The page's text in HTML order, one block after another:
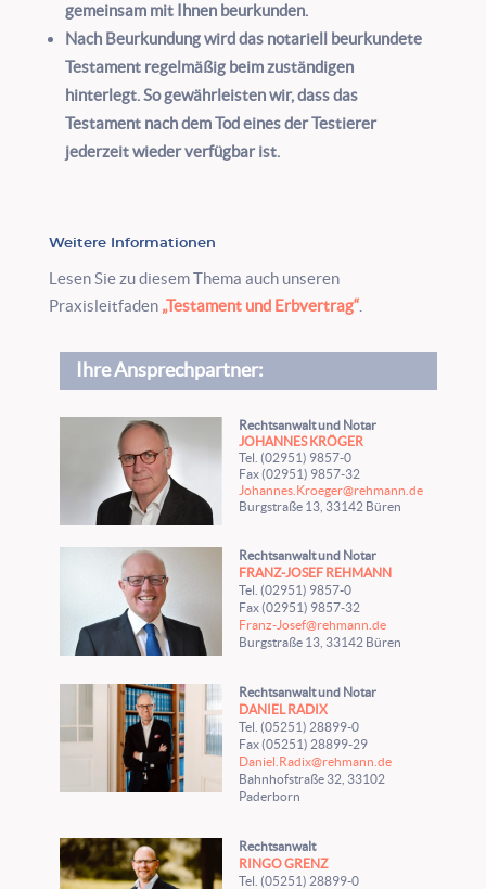
gemeinsam mit Ihnen beurkunden.
Nach Beurkundung wird das notariell beurkundete
Testament regelmäßig beim zuständigen
hinterlegt. So gewährleisten wir, dass das
Testament nach dem Tod eines der Testierer
jederzeit wieder verfügbar ist.
Weitere Informationen
Lesen Sie zu diesem Thema auch unseren
Praxisleitfaden „Testament und Erbvertrag“.
Ihre Ansprechpartner:
Rechtsanwalt und Notar
JOHANNES KRÖGER
Tel. (02951) 9857-0
Fax (02951) 9857-32
Johannes.Kroeger@rehmann.de
Burgstraße 13, 33142 Büren
Rechtsanwalt und Notar
FRANZ-JOSEF REHMANN
Tel. (02951) 9857-0
Fax (02951) 9857-32
Franz-Josef@rehmann.de
Burgstraße 13, 33142 Büren
Rechtsanwalt und Notar
DANIEL RADIX
Tel. (05251) 28899-0
Fax (05251) 28899-29
Daniel.Radix@rehmann.de
Bahnhofstraße 32, 33102
Paderborn
Rechtsanwalt
RINGO GRENZ
Tel. (05251) 28899-0